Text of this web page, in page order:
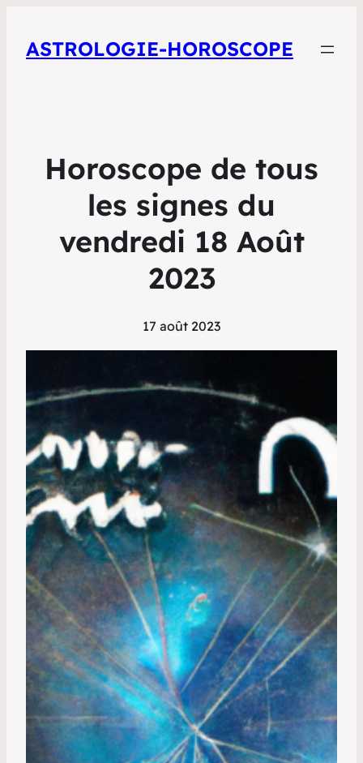
ASTROLOGIE-HOROSCOPE
Horoscope de tous
les signes du
vendredi 18 Août
2023
17 août 2023